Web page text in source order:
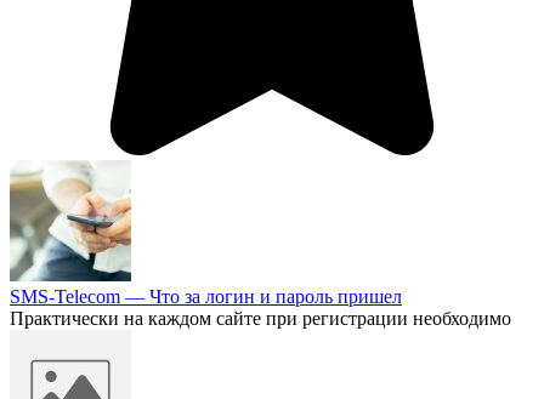
SMS-Telecom — Что за логин и пароль пришел
Практически на каждом сайте при регистрации необходимо